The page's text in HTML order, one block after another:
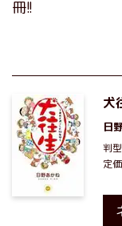
冊!!
犬
日
判
定